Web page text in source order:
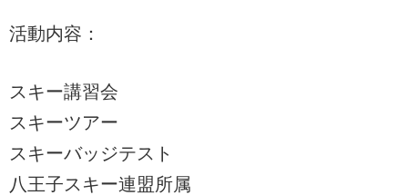
活動内容：
スキー講習会
スキーツアー
スキーバッジテスト
八王子スキー連盟所属